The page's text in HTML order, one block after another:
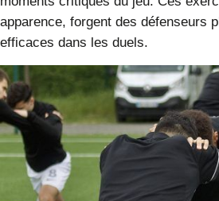
apparence, forgent des défenseurs
efficaces dans les duels.